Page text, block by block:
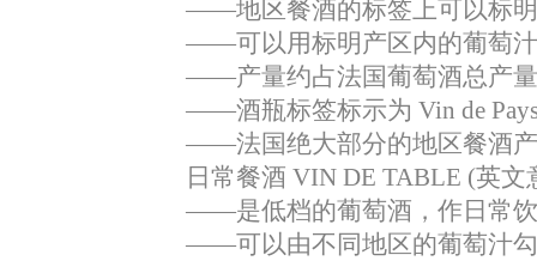
——地区餐酒的标签上可以标
——可以用标明产区内的葡萄
——产量约占法国葡萄酒总产
——酒瓶标签标示为 Vin de
——法国绝大部分的地区餐酒
日常餐酒 VIN DE TABLE (英文
——是低档的葡萄酒，作日常
——可以由不同地区的葡萄汁